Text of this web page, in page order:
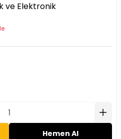
ve Elektronik
Hemen Al